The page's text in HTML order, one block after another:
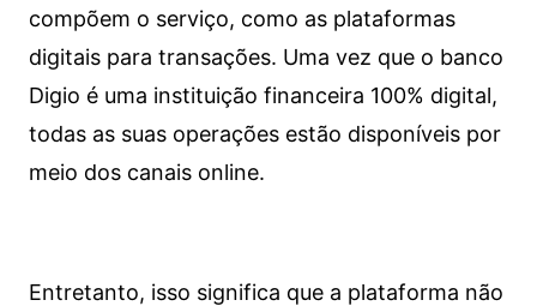
compõem o serviço, como as plataformas
digitais para transações. Uma vez que o banco
Digio é uma instituição financeira 100% digital,
todas as suas operações estão disponíveis por
meio dos canais online.
Entretanto, isso significa que a plataforma não